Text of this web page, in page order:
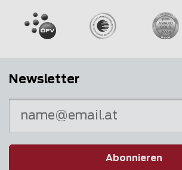
Newsletter
Abonnieren